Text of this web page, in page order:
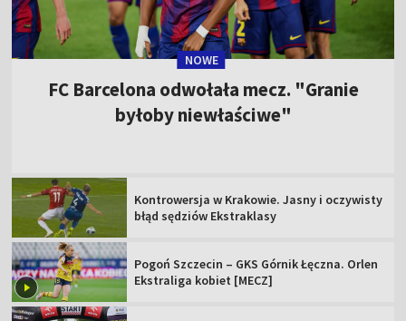
NOWE
FC Barcelona odwołała mecz. "Granie
byłoby niewłaściwe"
Kontrowersja w Krakowie. Jasny i oczywisty
błąd sędziów Ekstraklasy
Pogoń Szczecin – GKS Górnik Łęczna. Orlen
Ekstraliga kobiet [MECZ]